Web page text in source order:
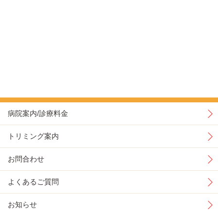
病院案内/診療料金
トリミング案内
お問合わせ
よくあるご質問
お知らせ